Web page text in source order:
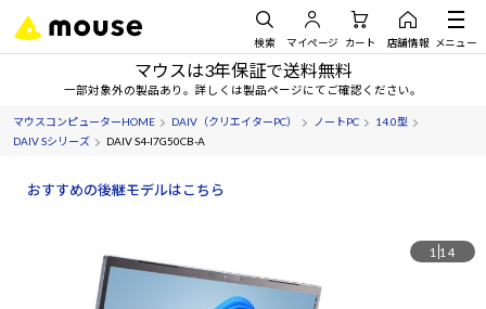
検索 マイページ カート 店舗情報 メニュー
マウスは3年保証で送料無料
一部対象外の製品あり。詳しくは製品ページにてご確認ください。
マウスコンピューターHOME DAIV（クリエイターPC） ノートPC
14.0型
DAIV Sシリーズ
DAIV S4-I7G50CB-A
おすすめの後継モデルはこちら
1 14